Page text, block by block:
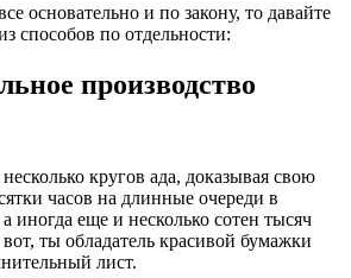
основательно и по закону, то давайте
способов по отдельности:
производство
кругов ада, доказывая свою
часов на длинные очереди в
иногда еще и несколько сотен тысяч
ты обладатель красивой бумажки
лист.